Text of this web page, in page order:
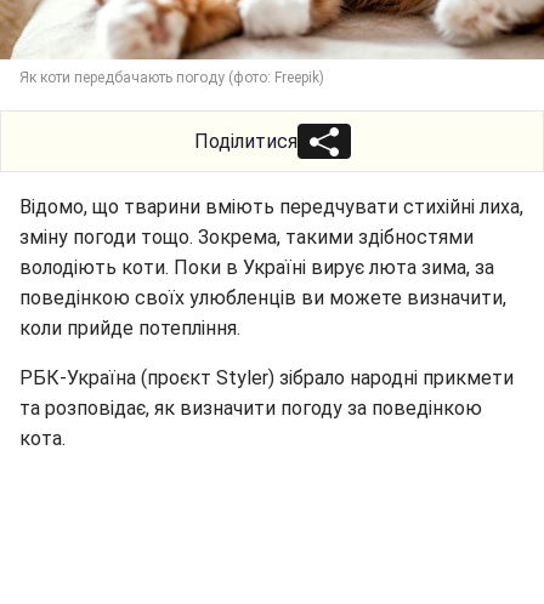
Як коти передбачають погоду (фото: Freepik)
Поділитися
Відомо, що тварини вміють передчувати стихійні лиха,
зміну погоди тощо. Зокрема, такими здібностями
володіють коти. Поки в Україні вирує люта зима, за
поведінкою своїх улюбленців ви можете визначити,
коли прийде потепління.
РБК-Україна (проєкт Styler) зібрало народні прикмети
та розповідає, як визначити погоду за поведінкою
кота.